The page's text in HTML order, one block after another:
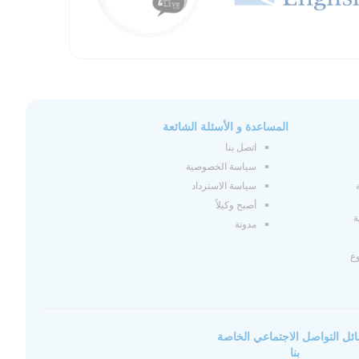
المساعدة و الأسئلة الشائعة
اتصل بنا
سياسة الخصوصية
سياسة الاسترداد
أصبح وكيلاً
مدونة
التواصل الاجتماعي الخاصة
بنا